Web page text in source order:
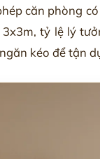
căn phòng
tỷ lệ lý
kéo để tận